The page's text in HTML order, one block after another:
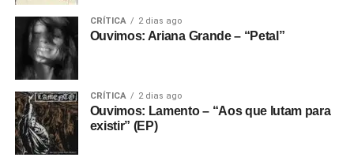
CRÍTICA 2 dias ago
Ouvimos: Ariana Grande – “Petal”
CRÍTICA 2 dias ago
Ouvimos: Lamento – “Aos que lutam para
existir” (EP)